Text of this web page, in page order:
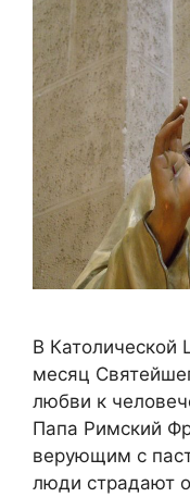
В
месяц
любви к
Папа Римский
верующим с
люди страдают